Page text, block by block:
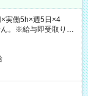
実働5h×週5日×4
。※給与即受取りサ